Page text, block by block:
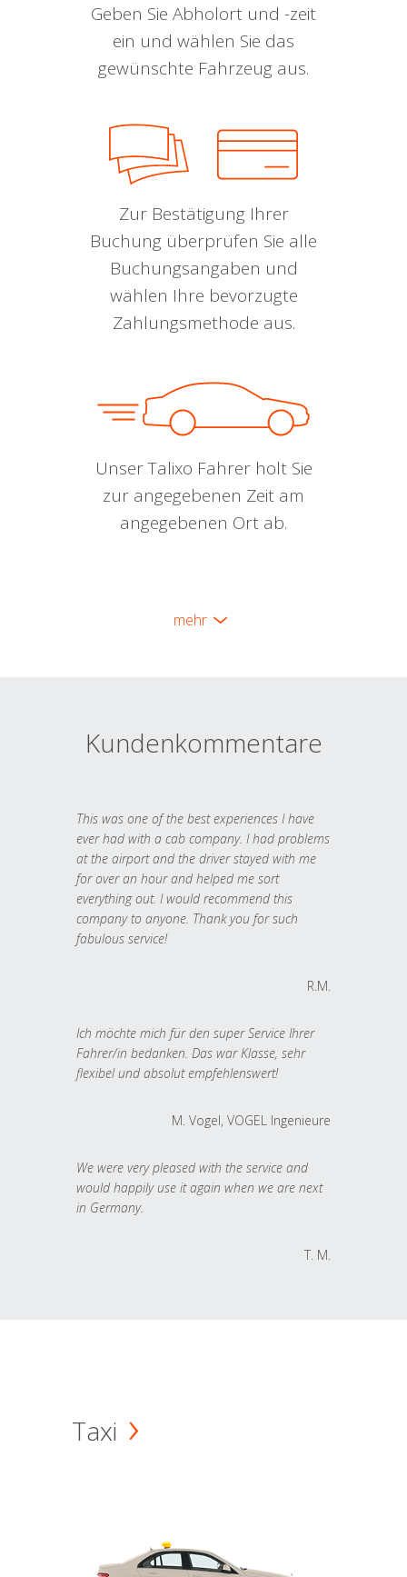
Geben Sie Abholort und -zeit
ein und wählen Sie das
gewünschte Fahrzeug aus.
Zur Bestätigung Ihrer
Buchung überprüfen Sie alle
Buchungsangaben und
wählen Ihre bevorzugte
Zahlungsmethode aus.
Unser Talixo Fahrer holt Sie
zur angegebenen Zeit am
angegebenen Ort ab.
mehr
Kundenkommentare
This was one of the best experiences I have
ever had with a cab company. I had problems
at the airport and the driver stayed with me
for over an hour and helped me sort
everything out. I would recommend this
company to anyone. Thank you for such
fabulous service!
R.M.
Ich möchte mich für den super Service Ihrer
Fahrer/in bedanken. Das war Klasse, sehr
flexibel und absolut empfehlenswert!
M. Vogel, VOGEL Ingenieure
We were very pleased with the service and
would happily use it again when we are next
in Germany.
T. M.
Taxi